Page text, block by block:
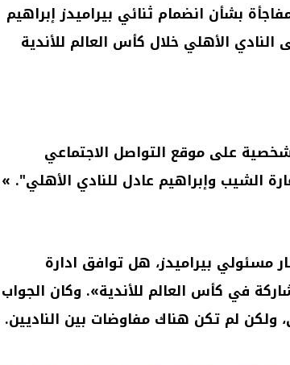
بشأن انضمام ثنائي بيراميدزإبراهيم
النادي الأهلي خلال كأس العالم للأندية
على موقع التواصل الاجتماعي
الشيب وإبراهيم عادل للنادي الأهلي". »
مسئولي بيراميدز، هل توافق ادارة
في كأس العالم للأندية». وكان الجواب
ولكن لم تكن هناك مفاوضات بين الناديين.